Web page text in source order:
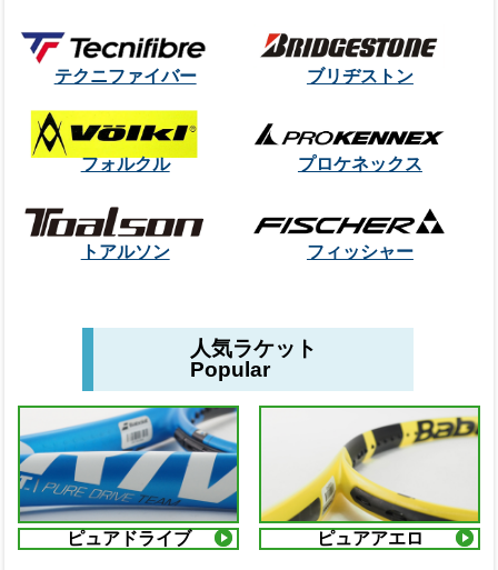
テクニファイバー ブリヂストン
フォルクル プロケネックス
トアルソン フィッシャー
人気ラケット
Popular
ピュアドライブ ピュアアエロ